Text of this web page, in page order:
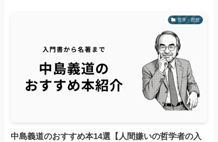
哲学・思想
中島義道のおすすめ本14選【人間嫌いの哲学者の入